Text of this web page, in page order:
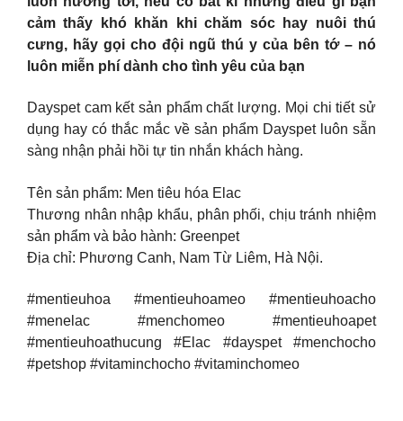
cảm thấy khó khăn khi chăm sóc hay nuôi thú
cưng, hãy gọi cho đội ngũ thú y của bên tớ – nó
luôn miễn phí dành cho tình yêu của bạn
Dayspet cam kết sản phẩm chất lượng. Mọi chi tiết sử
dụng hay có thắc mắc về sản phẩm Dayspet luôn sẵn
sàng nhận phải hồi tự tin nhắn khách hàng.
Tên sản phẩm: Men tiêu hóa Elac
Thương nhân nhập khẩu, phân phối, chịu tránh nhiệm
sản phẩm và bảo hành: Greenpet
Địa chỉ: Phương Canh, Nam Từ Liêm, Hà Nội.
#mentieuhoa #mentieuhoameo #mentieuhoacho
#menelac #menchomeo #mentieuhoapet
#mentieuhoathucung #Elac #dayspet #menchocho
#petshop #vitaminchocho #vitaminchomeo